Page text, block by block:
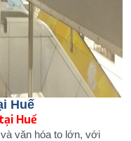
Huế
Huế
văn hóa to lớn, với